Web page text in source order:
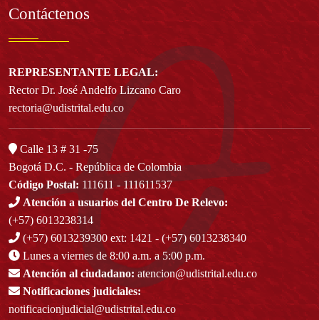
Contáctenos
REPRESENTANTE LEGAL:
Rector Dr. José Andelfo Lizcano Caro
rectoria@udistrital.edu.co
Calle 13 # 31 -75
Bogotá D.C. - República de Colombia
Código Postal: 111611 - 111611537
Atención a usuarios del Centro De Relevo:
(+57) 6013238314
(+57) 6013239300 ext: 1421 - (+57) 6013238340
Lunes a viernes de 8:00 a.m. a 5:00 p.m.
Atención al ciudadano: atencion@udistrital.edu.co
Notificaciones judiciales:
notificacionjudicial@udistrital.edu.co